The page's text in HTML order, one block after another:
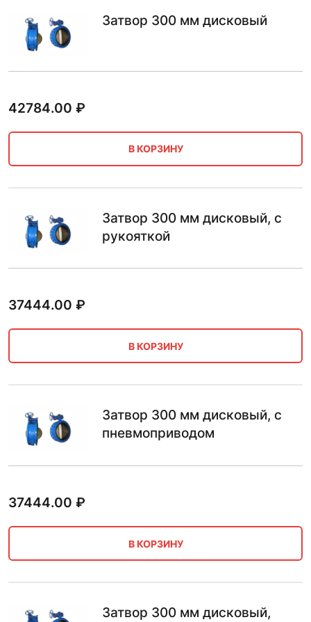
Затвор 300 мм дисковый
42784.00 ₽
В КОРЗИНУ
Затвор 300 мм дисковый, с
рукояткой
37444.00 ₽
В КОРЗИНУ
Затвор 300 мм дисковый, с
пневмоприводом
37444.00 ₽
В КОРЗИНУ
Затвор 300 мм дисковый,